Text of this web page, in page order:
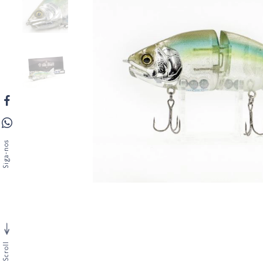
Siga-nos
Scroll